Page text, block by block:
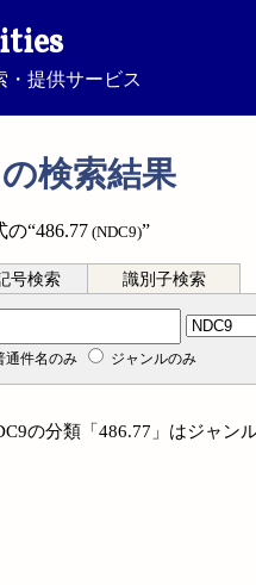
・提供サービス
検索結果
“486.77 (NDC9)”
号検索 識別子検索
通件名のみ ジャンルのみ
の分類「486.77」はジャン